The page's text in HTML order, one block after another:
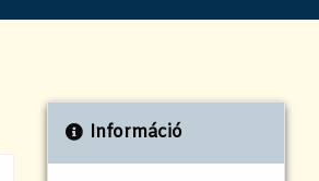
Információ